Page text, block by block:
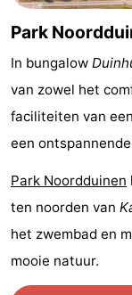
centra
Dorpen
&
Steden
Natuur
Sporten
-
Zwembaden
-
Fietsen
-
Wandelen
-
Park
In bungalow
van zowel het
faciliteiten van
een
Park Noordduinen
ten noorden van
het zwembad en
mooie natuur.